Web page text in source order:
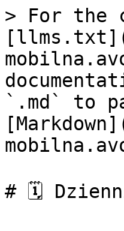
> For the
`.md` to
# 🗓️